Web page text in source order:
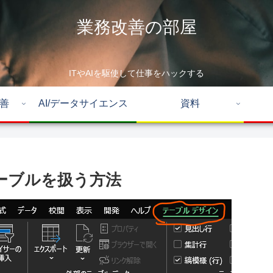
業務改善の部屋
ITやAIを駆使して仕事をハックする
AI/データサイエンス 資料
ブルを扱う方法